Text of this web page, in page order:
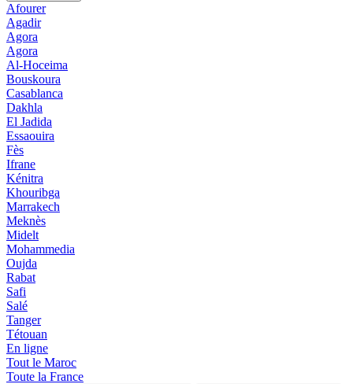
Afourer
Agadir
Agora
Agora
Al-Hoceima
Bouskoura
Casablanca
Dakhla
El Jadida
Essaouira
Fès
Ifrane
Kénitra
Khouribga
Marrakech
Meknès
Midelt
Mohammedia
Oujda
Rabat
Safi
Salé
Tanger
Tétouan
En ligne
Tout le Maroc
Toute la France